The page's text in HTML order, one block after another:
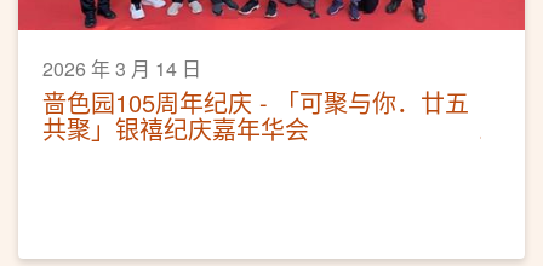
2026 年 3 月 14 日
啬色园105周年纪庆 - 「可聚与你．廿五
共聚」银禧纪庆嘉年华会